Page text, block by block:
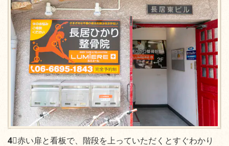
4⃣赤い扉と看板で、階段を上っていただくとすぐわかり